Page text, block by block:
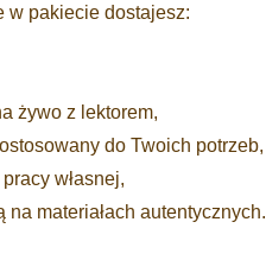
w pakiecie dostajesz:
żywo z lektorem,
do Twoich potrzeb,
własnej,
na materiałach autentycznych.